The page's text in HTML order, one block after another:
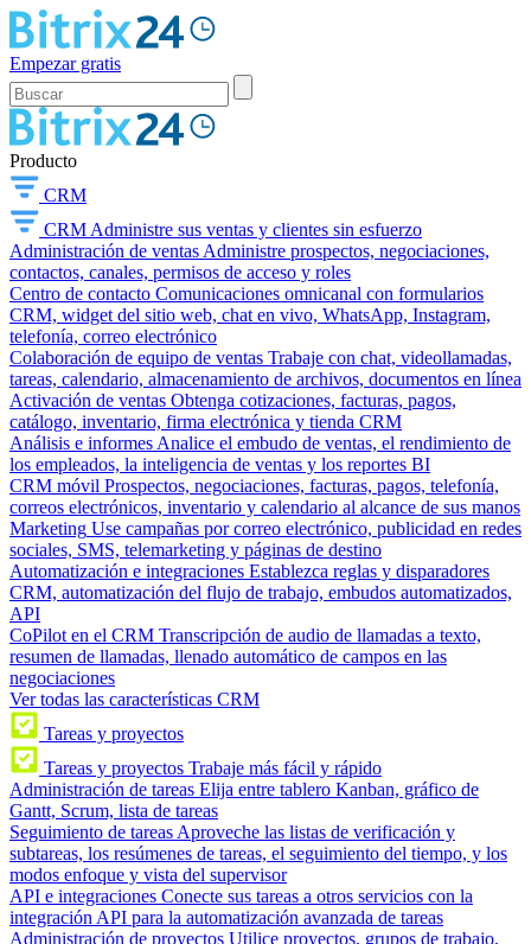
Empezar gratis
Producto
CRM
CRM Administre sus ventas y clientes sin esfuerzo
Administración de ventas Administre prospectos, negociaciones,
contactos, canales, permisos de acceso y roles
Centro de contacto Comunicaciones omnicanal con formularios
CRM, widget del sitio web, chat en vivo, WhatsApp, Instagram,
telefonía, correo electrónico
Colaboración de equipo de ventas Trabaje con chat, videollamadas,
tareas, calendario, almacenamiento de archivos, documentos en línea
Activación de ventas Obtenga cotizaciones, facturas, pagos,
catálogo, inventario, firma electrónica y tienda CRM
Análisis e informes Analice el embudo de ventas, el rendimiento de
los empleados, la inteligencia de ventas y los reportes BI
CRM móvil Prospectos, negociaciones, facturas, pagos, telefonía,
correos electrónicos, inventario y calendario al alcance de sus manos
Marketing Use campañas por correo electrónico, publicidad en redes
sociales, SMS, telemarketing y páginas de destino
Automatización e integraciones Establezca reglas y disparadores
CRM, automatización del flujo de trabajo, embudos automatizados,
API
CoPilot en el CRM Transcripción de audio de llamadas a texto,
resumen de llamadas, llenado automático de campos en las
negociaciones
Ver todas las características CRM
Tareas y proyectos
Tareas y proyectos Trabaje más fácil y rápido
Administración de tareas Elija entre tablero Kanban, gráfico de
Gantt, Scrum, lista de tareas
Seguimiento de tareas Aproveche las listas de verificación y
subtareas, los resúmenes de tareas, el seguimiento del tiempo, y los
modos enfoque y vista del supervisor
API e integraciones Conecte sus tareas a otros servicios con la
integración API para la automatización avanzada de tareas
Administración de proyectos Utilice proyectos, grupos de trabajo,